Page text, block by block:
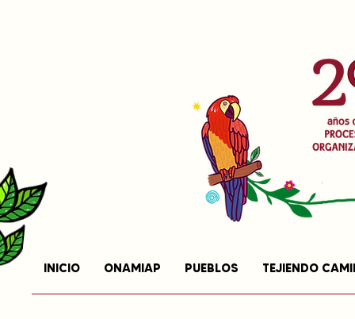
INICIO ONAMIAP PUEBLOS TEJIENDO